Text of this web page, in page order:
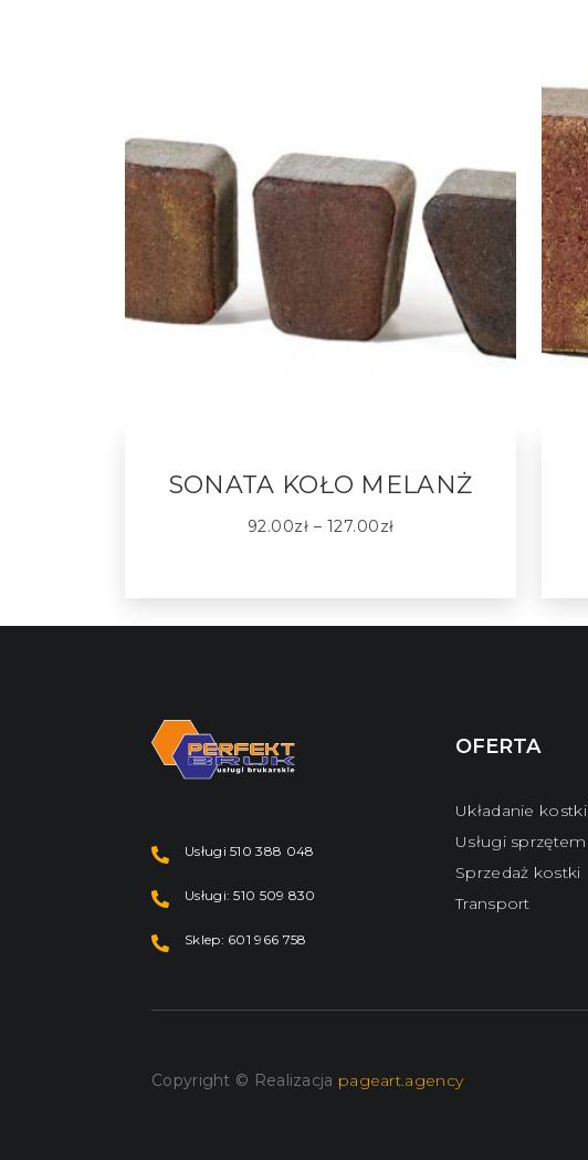
SONATA KOŁO MELANŻ
92.00zł – 127.00zł
Usługi 510 388 048
Usługi: 510 509 830
Sklep: 601 966 758
OFERTA
Układanie kostki
Usługi sprzętem
Sprzedaż kostki
Transport
Copyright © Realizacja pageart.agency